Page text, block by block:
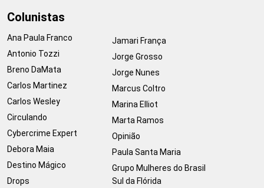
Colunistas
Ana Paula Franco
Antonio Tozzi
Breno DaMata
Carlos Martinez
Carlos Wesley
Circulando
Cybercrime Expert
Debora Maia
Destino Mágico
Drops
Jamari França
Jorge Grosso
Jorge Nunes
Marcus Coltro
Marina Elliot
Marta Ramos
Opinião
Paula Santa Maria
Grupo Mulheres do Brasil
Sul da Flórida